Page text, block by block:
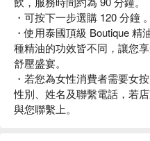
・可按下一步選購 120 分鐘 。
・使用泰國頂級 Boutique
種精油的功效皆不同，讓您
舒壓盛宴。
・若您為女性消費者需要女
性別、姓名及聯繫電話，若
與您聯繫上。